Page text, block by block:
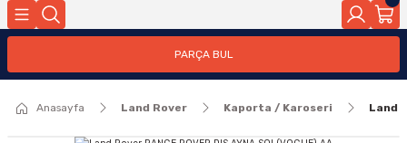
PARÇA BUL
Anasayfa Land Rover Kaporta / Karoseri Land